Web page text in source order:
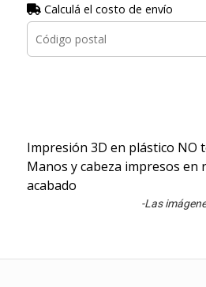
Calculá el costo de envío
Impresión 3D en plástico NO
Manos y cabeza impresos
acabado
-Las